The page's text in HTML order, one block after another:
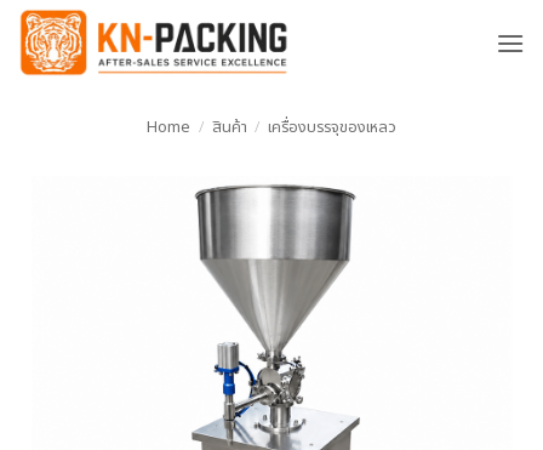
ข้าม
ยัง
Home / สินค้า / เครื่องบรรจุของเหลว